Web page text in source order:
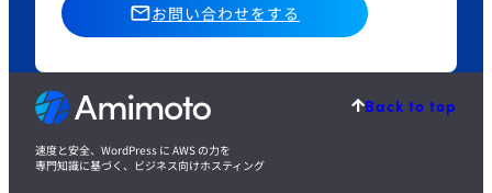
お問い合わせをする
Back to top
速度と安全、WordPress に AWS の力を
専門知識に基づく、ビジネス向けホスティング